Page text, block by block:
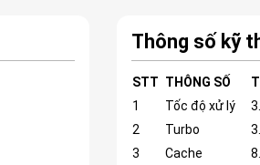
Thông số kỹ
STT THÔNG SỐ
1
Tốc độ xử lý
2
Turbo
3
Cache